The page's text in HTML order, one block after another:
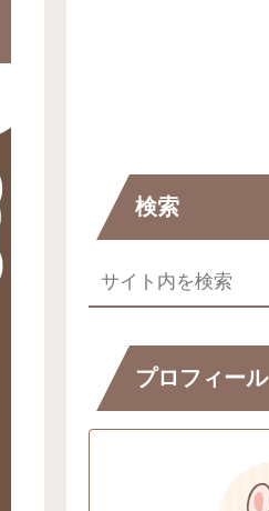
検索
プロフィール